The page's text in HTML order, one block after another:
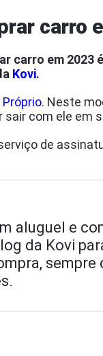
carro
carro em 2023
Kovi.
Próprio. Neste
com ele em
de
aluguel e
da Kovi
sempre